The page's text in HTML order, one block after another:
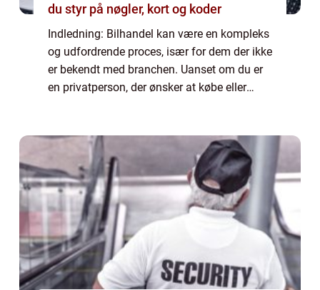
du styr på nøgler, kort og koder
Indledning: Bilhandel kan være en kompleks
og udfordrende proces, især for dem der ikke
er bekendt med branchen. Uanset om du er
en privatperson, der ønsker at købe eller